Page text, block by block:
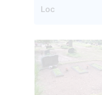
Loc